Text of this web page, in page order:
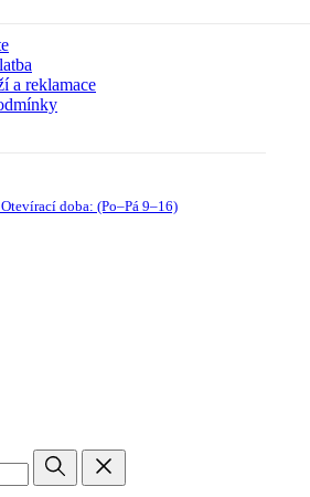
a reklamace
Otevírací doba: (Po–Pá 9–16)